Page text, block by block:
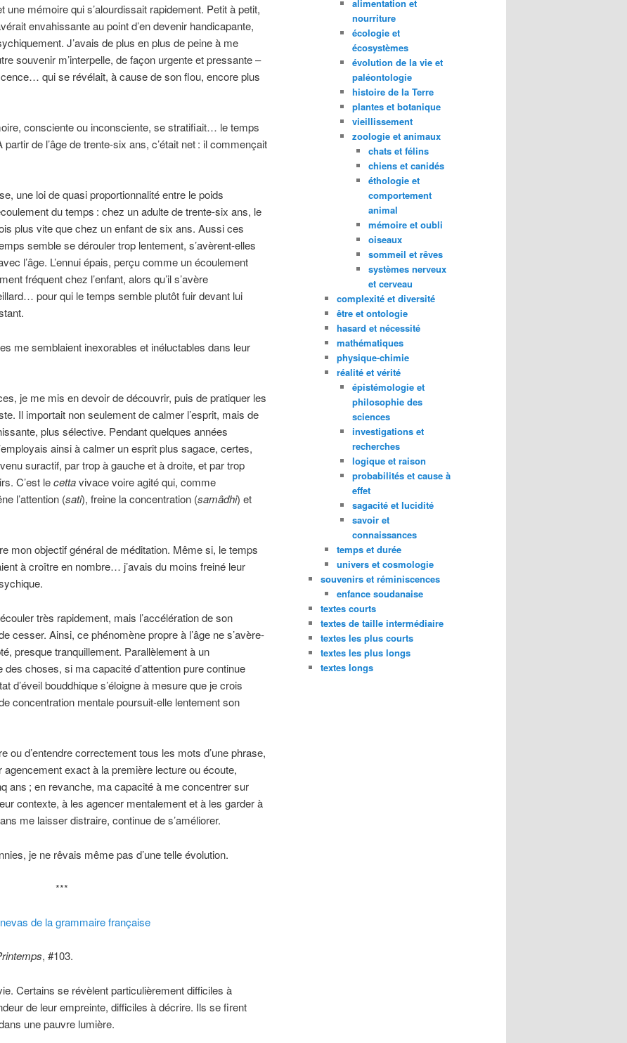
mémoire qui s’alourdissait rapidement. Petit à petit,
envahissante au point d’en devenir handicapante,
J’avais de plus en plus de peine à me
souvenir m’interpelle, de façon urgente et pressante –
qui se révélait, à cause de son flou, encore plus
consciente ou inconsciente, se stratifiait… le temps
de l’âge de trente-six ans, c’était net: il commençait
une loi de quasi proportionnalité entre le poids
du temps : chez un adulte de trente-six ans, le
plus vite que chez un enfant de six ans. Aussi ces
semble se dérouler trop lentement, s’avèrent-elles
l’âge. L’ennui épais, perçu comme un écoulement
fréquent chez l’enfant, alors qu’il s’avère
pour qui le temps semble plutôt fuir devant lui
me semblaient inexorables et inéluctables dans leur
je me mis en devoir de découvrir, puis de pratiquer les
Il importait non seulement de calmer l’esprit, mais de
plus sélective. Pendant quelques années
ainsi à calmer un esprit plus sagace, certes,
suractif, par trop à gauche et à droite, et par trop
C’est lecettavivace voire agité qui, comme
l’attention (sati), freine la concentration (samâdhi) et
mon objectif général de méditation. Même si, le temps
à croître en nombre… j’avais du moins freiné leur
très rapidement, mais l’accélération de son
cesser. Ainsi, ce phénomène propre à l’âge ne s’avère-
presque tranquillement. Parallèlement à un
des choses, si ma capacité d’attention pure continue
d’éveil bouddhique s’éloigne à mesure que je crois
concentration mentale poursuit-elle lentement son
ou d’entendre correctement tous les mots d’une phrase,
agencement exact à la première lecture ou écoute,
ans ; en revanche, ma capacité à me concentrer sur
contexte, à les agencer mentalement et à les garder à
me laisser distraire, continue de s’améliorer.
je ne rêvais même pas d’une telle évolution.
***
de la grammaire française
, #103.
Certains se révèlent particulièrement difficiles à
de leur empreinte, difficiles à décrire. Ils se firent
une pauvre lumière.
alimentation et
nourriture
écologie et
écosystèmes
évolution de la vie et
paléontologie
histoire de la Terre
plantes et botanique
vieillissement
zoologie et animaux
chats et félins
chiens et canidés
éthologie et
comportement
animal
mémoire et oubli
oiseaux
sommeil et rêves
systèmes nerveux
et cerveau
complexité et diversité
être et ontologie
hasard et nécessité
mathématiques
physique-chimie
réalité et vérité
épistémologie et
philosophie des
sciences
investigations et
recherches
logique et raison
probabilités et cause à
effet
sagacité et lucidité
savoir et
connaissances
temps et durée
univers et cosmologie
souvenirs et réminiscences
enfance soudanaise
textes courts
textes de taille intermédiaire
textes les plus courts
textes les plus longs
textes longs